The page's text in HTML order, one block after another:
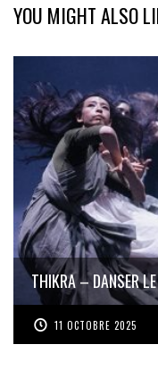
YOU MIGHT ALSO
THIKRA – DANSER
11 OCTOBRE 2025